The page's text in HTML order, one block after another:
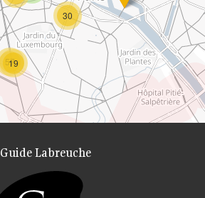
30
57
19
Guide Labreuche